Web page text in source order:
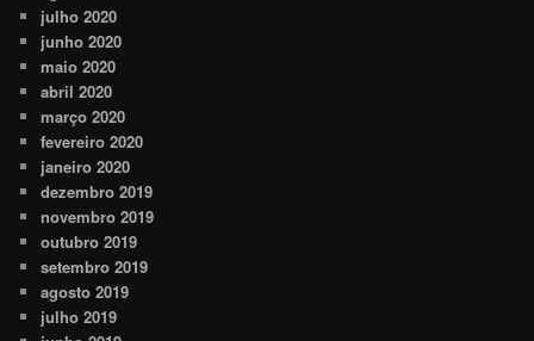
julho 2020
junho 2020
maio 2020
abril 2020
março 2020
fevereiro 2020
janeiro 2020
dezembro 2019
novembro 2019
outubro 2019
setembro 2019
agosto 2019
julho 2019